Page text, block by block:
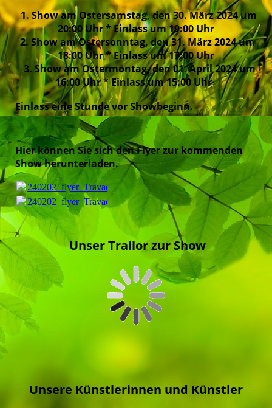
1. Show am Ostersamstag, den 30. März 2024 um
20:00 Uhr * Einlass um 19:00 Uhr
2. Show am Ostersonntag, den 31. März 2024 um
18:00 Uhr * Einlass um 17:00 Uhr
3. Show am Ostermontag, den 01. April 2024 um
16:00 Uhr * Einlass um 15:00 Uhr
Einlass eine Stunde vor Showbeginn.
Hier können Sie sich den Flyer zur kommenden
Show herunterladen.
240202_flyer_Travados_Ostern2024.pdf(2.79MB)
240202_flyer_Travados_Ostern2024.pdf
(2.79MB)
Unser Trailor zur Show